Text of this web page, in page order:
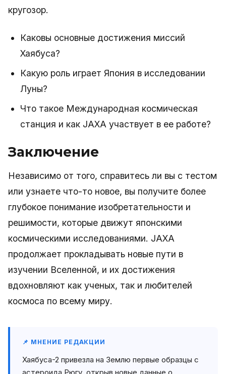
кругозор.
Каковы основные достижения миссий
Хаябуса?
Какую роль играет Япония в исследовании
Луны?
Что такое Международная космическая
станция и как JAXA участвует в ее работе?
Заключение
Независимо от того, справитесь ли вы с тестом
или узнаете что-то новое, вы получите более
глубокое понимание изобретательности и
решимости, которые движут японскими
космическими исследованиями. JAXA
продолжает прокладывать новые пути в
изучении Вселенной, и их достижения
вдохновляют как ученых, так и любителей
космоса по всему миру.
📌 МНЕНИЕ РЕДАКЦИИ
Хаябуса-2 привезла на Землю первые образцы с